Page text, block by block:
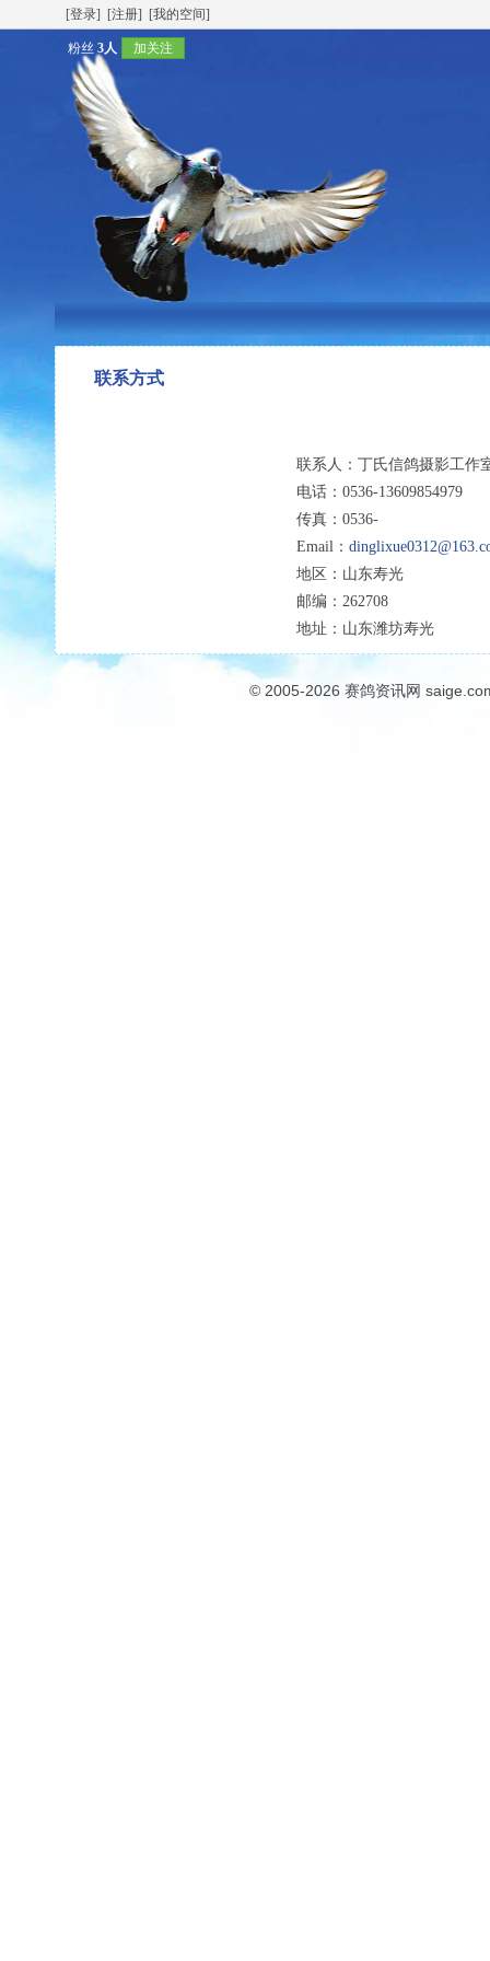
[登录] [注册] [我的空间]
粉丝 3人 加关注
联系方式
联系人： 丁氏信鸽摄影工作
电话： 0536-13609854979
传真： 0536-
Email：
地区： 山东寿光
邮编： 262708
地址： 山东潍坊寿光
© 2005-2026 赛鸽资讯网